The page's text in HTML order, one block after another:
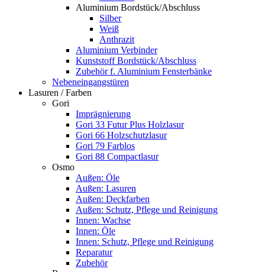
Aluminium Bordstück/Abschluss
Silber
Weiß
Anthrazit
Aluminium Verbinder
Kunststoff Bordstück/Abschluss
Zubehör f. Aluminium Fensterbänke
Nebeneingangstüren
Lasuren / Farben
Gori
Imprägnierung
Gori 33 Futur Plus Holzlasur
Gori 66 Holzschutzlasur
Gori 79 Farblos
Gori 88 Compactlasur
Osmo
Außen: Öle
Außen: Lasuren
Außen: Deckfarben
Außen: Schutz, Pflege und Reinigung
Innen: Wachse
Innen: Öle
Innen: Schutz, Pflege und Reinigung
Reparatur
Zubehör